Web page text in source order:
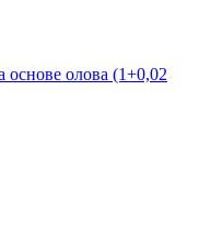
олова (1+0,02